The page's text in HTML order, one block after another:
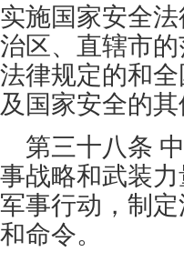
实施国家安全
治区、直辖市
法律规定的和
及国家安全的其
第三十八条
事战略和武装
军事行动，制
和命令。